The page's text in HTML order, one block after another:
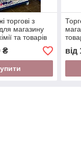
торгові з
магазину
та товарів
WIKO
₴
в
від